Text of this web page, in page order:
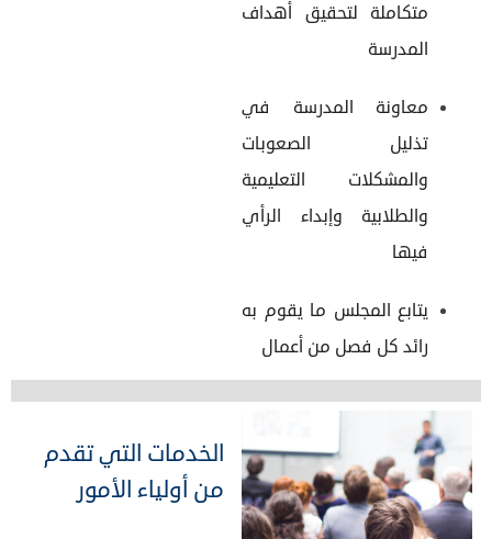
متكاملة لتحقيق أهداف
المدرسة
معاونة المدرسة في
تذليل الصعوبات
والمشكلات التعليمية
والطلابية وإبداء الرأي
فيها
يتابع المجلس ما يقوم به
رائد كل فصل من أعمال
الخدمات التي تقدم
من أولياء الأمور